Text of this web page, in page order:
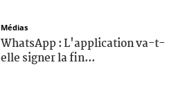
Médias
WhatsApp : L'application va-t-
elle signer la fin...